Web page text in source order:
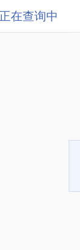
正在查询中